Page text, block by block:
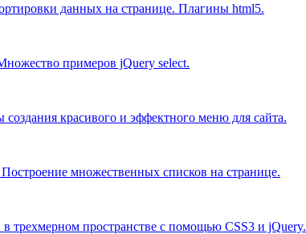
данных на странице. Плагины html5.
примеров jQuery select.
создания красивого и эффектного меню для сайта.
множественных списков на странице.
трехмерном пространстве с помощью CSS3 и jQuery.